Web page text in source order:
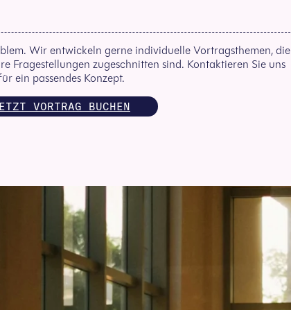
Wir entwickeln gerne individuelle Vortragsthemen, die
Fragestellungen zugeschnitten sind. Kontaktieren Sie uns
ein passendes Konzept.
VORTRAG BUCHEN